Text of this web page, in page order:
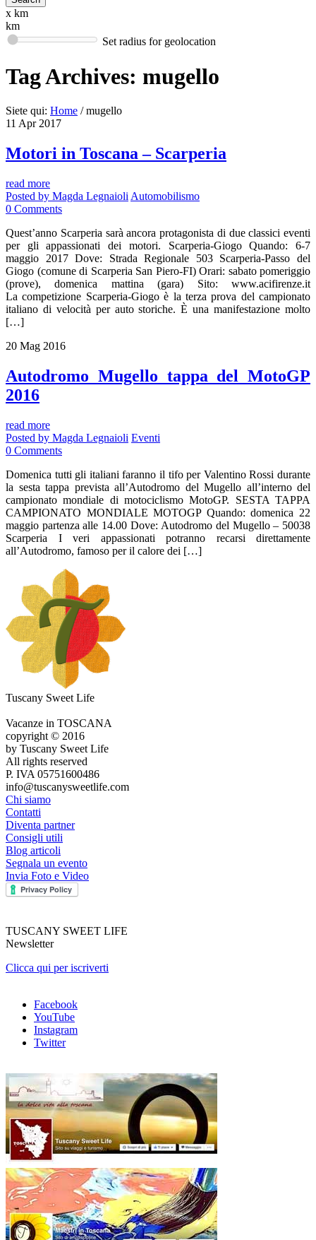
x km
km
Set radius for geolocation
Tag Archives: mugello
Siete qui: Home / mugello
11 Apr 2017
Motori in Toscana – Scarperia
read more
Posted by Magda Legnaioli Automobilismo
0 Comments
Quest’anno Scarperia sarà ancora protagonista di due classici eventi
per gli appassionati dei motori. Scarperia-Giogo Quando: 6-7
maggio 2017 Dove: Strada Regionale 503 Scarperia-Passo del
Giogo (comune di Scarperia San Piero-FI) Orari: sabato pomeriggio
(prove), domenica mattina (gara) Sito: www.acifirenze.it
La competizione Scarperia-Giogo è la terza prova del campionato
italiano di velocità per auto storiche. È una manifestazione molto
[…]
20 Mag 2016
Autodromo Mugello tappa del MotoGP
2016
read more
Posted by Magda Legnaioli Eventi
0 Comments
Domenica tutti gli italiani faranno il tifo per Valentino Rossi durante
la sesta tappa prevista all’Autodromo del Mugello all’interno del
campionato mondiale di motociclismo MotoGP. SESTA TAPPA
CAMPIONATO MONDIALE MOTOGP Quando: domenica 22
maggio partenza alle 14.00 Dove: Autodromo del Mugello – 50038
Scarperia I veri appassionati potranno recarsi direttamente
all’Autodromo, famoso per il calore dei […]
Tuscany Sweet Life
Vacanze in TOSCANA
copyright © 2016
by Tuscany Sweet Life
All rights reserved
P. IVA 05751600486
info@tuscanysweetlife.com
Chi siamo
Contatti
Diventa partner
Consigli utili
Blog articoli
Segnala un evento
Invia Foto e Video
TUSCANY SWEET LIFE
Newsletter
Clicca qui per iscriverti
Facebook
YouTube
Instagram
Twitter